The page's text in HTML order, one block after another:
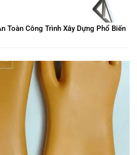
Toàn Công Trình Xây Dựng Phổ Biến